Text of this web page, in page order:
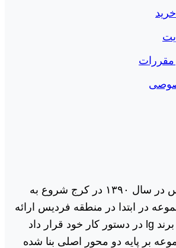
مقررات
مجموعه ماد سرویس در سال ١٣٩٠ در کرج شروع به
در ابتدا در منطقه فردیس ارائه
خدمات به مشتریان برند lg در دستور کار خود قرار داد
بر پایه دو محور اصلی بنا شده